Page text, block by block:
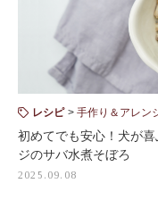
レシピ 手作り＆アレン
初めてでも安心！犬が
ジのサバ水煮そぼろ
2025.09.08